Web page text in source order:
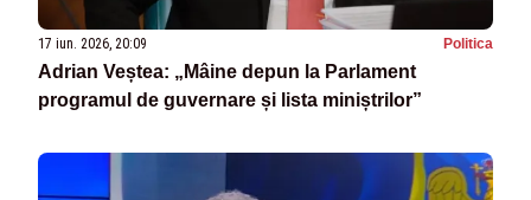
17 iun. 2026, 20:09 Politica
Adrian Veștea: „Mâine depun la Parlament
programul de guvernare și lista miniștrilor”